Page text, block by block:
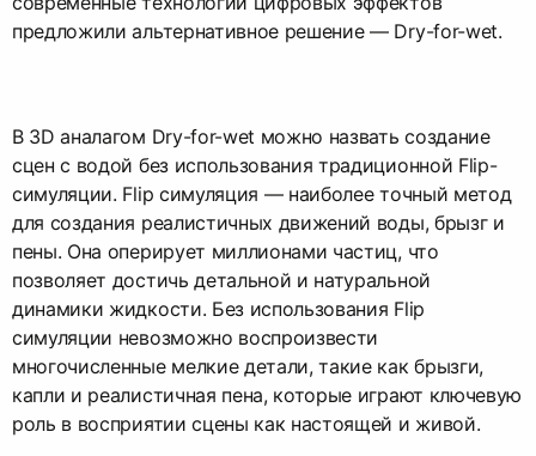
предложили альтернативное решение — Dry-for-wet.
В 3D аналагом Dry-for-wet можно назвать создание
сцен с водой без использования традиционной Flip-
симуляции. Flip симуляция — наиболее точный метод
для создания реалистичных движений воды, брызг и
пены. Она оперирует миллионами частиц, что
позволяет достичь детальной и натуральной
динамики жидкости. Без использования Flip
симуляции невозможно воспроизвести
многочисленные мелкие детали, такие как брызги,
капли и реалистичная пена, которые играют ключевую
роль в восприятии сцены как настоящей и живой.